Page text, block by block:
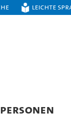
Leichte
PERSONEN